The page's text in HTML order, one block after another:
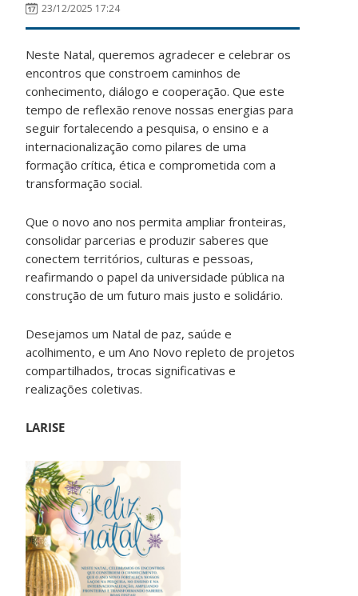
23/12/2025 17:24
Neste Natal, queremos agradecer e celebrar os
encontros que constroem caminhos de
conhecimento, diálogo e cooperação. Que este
tempo de reflexão renove nossas energias para
seguir fortalecendo a pesquisa, o ensino e a
internacionalização como pilares de uma
formação crítica, ética e comprometida com a
transformação social.
Que o novo ano nos permita ampliar fronteiras,
consolidar parcerias e produzir saberes que
conectem territórios, culturas e pessoas,
reafirmando o papel da universidade pública na
construção de um futuro mais justo e solidário.
Desejamos um Natal de paz, saúde e
acolhimento, e um Ano Novo repleto de projetos
compartilhados, trocas significativas e
realizações coletivas.
LARISE